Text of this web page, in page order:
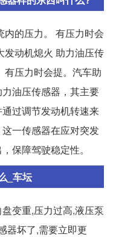
内的压力。 有压力时会
发动机熄火 助力油压传
压力时会提。汽车助
油压传感器，其主要
过调节发动机转速来
一传感器在应对突发
保障驾驶稳定性。
_车坛
变重,压力过高,液压泵
器坏了,需要立即更